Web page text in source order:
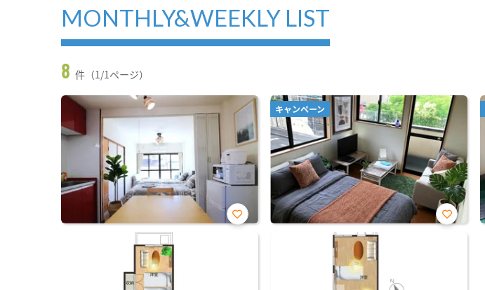
MONTHLY&WEEKLY LIST
8 件（1/1ページ）
お気
キャンペーン
お気